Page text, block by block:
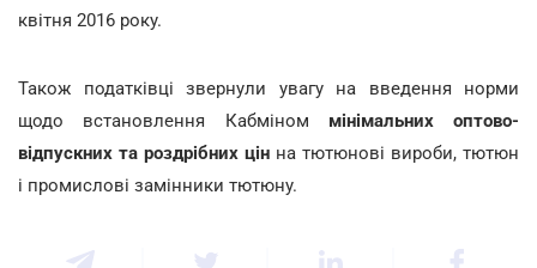
квітня 2016 року.
Також податківці звернули увагу на введення норми
щодо встановлення Кабміном мінімальних оптово-
відпускних та роздрібних цін на тютюнові вироби, тютюн
і промислові замінники тютюну.